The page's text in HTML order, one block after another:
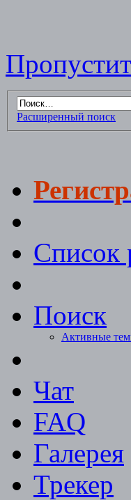
Расширенный поиск
Список
Поиск
Активные
Чат
FAQ
Галерея
Трекер